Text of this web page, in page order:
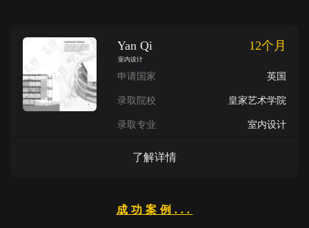
Yan Qi
室内设计
12个月
申请国家 英国
录取院校 皇家艺术学院
录取专业 室内设计
了解详情
成功案例...